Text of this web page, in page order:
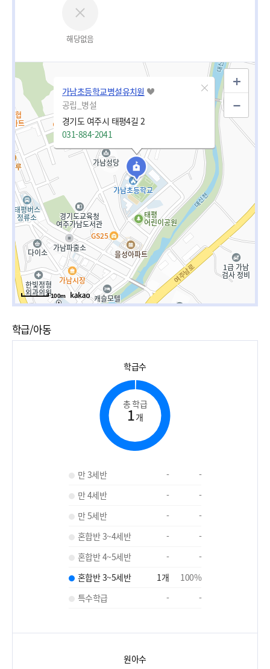
해당없음
가남초등학교병설유치원
공립_병설
경기도 여주시 태평4길 2
031-884-2041
100m
학급/아동
학급수
총 학급
1개
만 3세반 -
-
만 4세반
-
-
만 5세반
-
-
혼합반 3~4세반
-
-
혼합반 4~5세반
-
-
혼합반 3~5세반
1개 100%
특수학급
- -
원아수